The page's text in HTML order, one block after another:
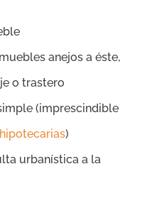
anejos a éste,
o trastero
(imprescindible
)
urbanística a la